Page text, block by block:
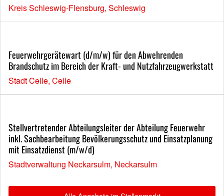
Kreis Schleswig-Flensburg, Schleswig
Feuerwehrgerätewart (d/m/w) für den Abwehrenden
Brandschutz im Bereich der Kraft- und Nutzfahrzeugwerkstatt
Stadt Celle, Celle
Stellvertretender Abteilungsleiter der Abteilung Feuerwehr
inkl. Sachbearbeitung Bevölkerungsschutz und Einsatzplanung
mit Einsatzdienst (m/w/d)
Stadtverwaltung Neckarsulm, Neckarsulm